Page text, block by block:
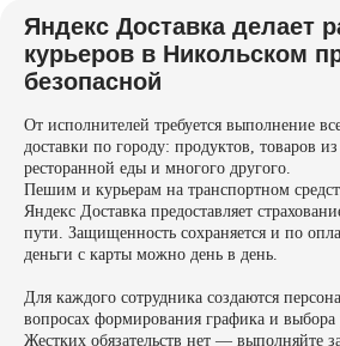
Яндекс Доставка делает
курьеров в Никольском
безопасной
От исполнителей требуется выполнение
доставки по городу: продуктов, товаров
ресторанной еды и многого другого.
Пешим и курьерам на транспортном
Яндекс Доставка предоставляет
пути. Защищенность сохраняется и по
деньги с карты можно день в день.
Для каждого сотрудника создаются
вопросах формирования графика и выбора
Жестких обязательств нет — выполняйте